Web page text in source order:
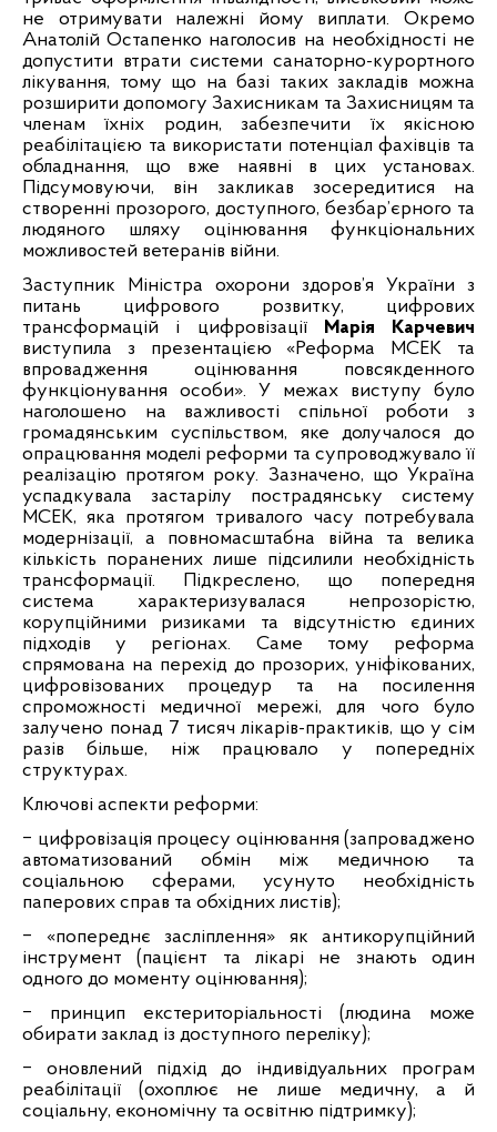
не отримувати належні йому виплати. Окремо
Анатолій Остапенко наголосив на необхідності не
допустити втрати системи санаторно-курортного
лікування, тому що на базі таких закладів можна
розширити допомогу Захисникам та Захисницям та
членам їхніх родин, забезпечити їх якісною
реабілітацією та використати потенціал фахівців та
обладнання, що вже наявні в цих установах.
Підсумовуючи, він закликав зосередитися на
створенні прозорого, доступного, безбар’єрного та
людяного шляху оцінювання функціональних
можливостей ветеранів війни.
Заступник Міністра охорони здоров’я України з
питань цифрового розвитку, цифрових
трансформацій і цифровізації
Марія Карчевич
виступила з презентацією «Реформа МСЕК та
впровадження оцінювання повсякденного
функціонування особи». У межах виступу було
наголошено на важливості спільної роботи з
громадянським суспільством, яке долучалося до
опрацювання моделі реформи та супроводжувало її
реалізацію протягом року. Зазначено, що Україна
успадкувала застарілу пострадянську систему
МСЕК, яка протягом тривалого часу потребувала
модернізації, а повномасштабна війна та велика
кількість поранених лише підсилили необхідність
трансформації. Підкреслено, що попередня
система характеризувалася непрозорістю,
корупційними ризиками та відсутністю єдиних
підходів у регіонах. Саме тому реформа
спрямована на перехід до прозорих, уніфікованих,
цифровізованих процедур та на посилення
спроможності медичної мережі, для чого було
залучено понад 7 тисяч лікарів-практиків, що у сім
разів більше, ніж працювало у попередніх
структурах.
Ключові аспекти реформи:
‒ цифровізація процесу оцінювання (запроваджено
автоматизований обмін між медичною та
соціальною сферами, усунуто необхідність
паперових справ та обхідних листів);
‒ «попереднє засліплення» як антикорупційний
інструмент (пацієнт та лікарі не знають один
одного до моменту оцінювання);
‒ принцип екстериторіальності (людина може
обирати заклад із доступного переліку);
‒ оновлений підхід до індивідуальних програм
реабілітації (охоплює не лише медичну, а й
соціальну, економічну та освітню підтримку);